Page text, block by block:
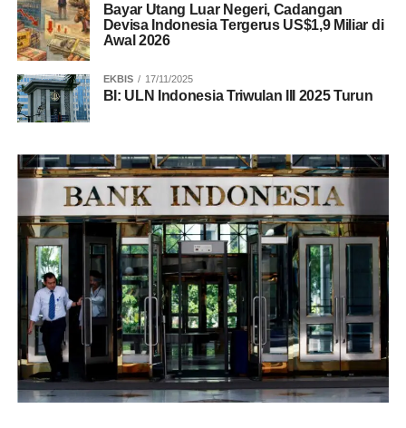
Bayar Utang Luar Negeri, Cadangan
Devisa Indonesia Tergerus US$1,9 Miliar di
Awal 2026
EKBIS 17/11/2025
BI: ULN Indonesia Triwulan III 2025 Turun